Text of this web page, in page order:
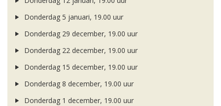
Donderdag 5 januari, 19.00 uur
Donderdag 29 december, 19.00 uur
Donderdag 22 december, 19.00 uur
Donderdag 15 december, 19.00 uur
Donderdag 8 december, 19.00 uur
Donderdag 1 december, 19.00 uur